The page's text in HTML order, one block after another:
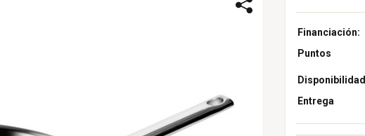
Financiación:
Puntos
Disponibilidad
Entrega